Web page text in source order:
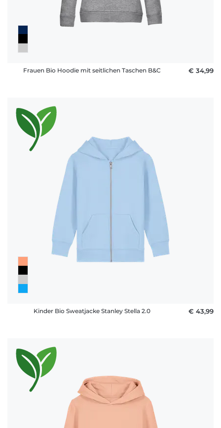
Frauen Bio Hoodie mit seitlichen Taschen B&C € 34,99
Kinder Bio Sweatjacke Stanley Stella 2.0 € 43,99